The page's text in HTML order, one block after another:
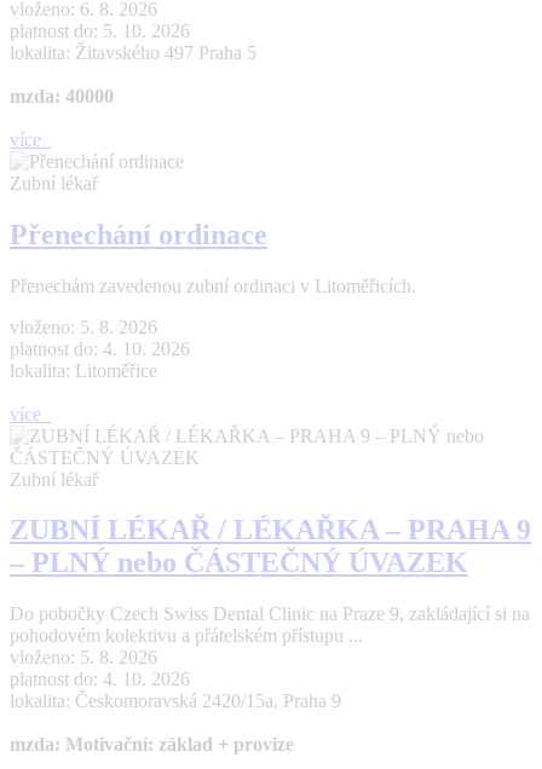
vloženo: 6. 8. 2026
platnost do: 5. 10. 2026
lokalita: Žitavského 497 Praha 5
mzda: 40000
více
Zubní lékař
Přenechání ordinace
Přenechám zavedenou zubní ordinaci v Litoměřicích.
vloženo: 5. 8. 2026
platnost do: 4. 10. 2026
lokalita: Litoměřice
více
Zubní lékař
ZUBNÍ LÉKAŘ / LÉKAŘKA – PRAHA 9
– PLNÝ nebo ČÁSTEČNÝ ÚVAZEK
Do pobočky Czech Swiss Dental Clinic na Praze 9, zakládající si na
pohodovém kolektivu a přátelském přístupu ...
vloženo: 5. 8. 2026
platnost do: 4. 10. 2026
lokalita: Českomoravská 2420/15a, Praha 9
mzda: Motivační: základ + provize